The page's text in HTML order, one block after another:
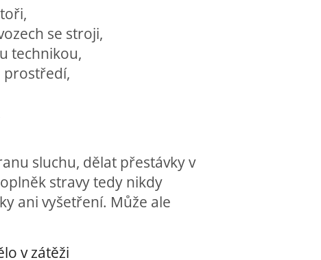
se stroji,
technikou,
prostředí,
sluchu, dělat přestávky v
stravy tedy nikdy
ani vyšetření. Může ale
v zátěži